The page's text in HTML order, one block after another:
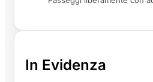
In Evidenza